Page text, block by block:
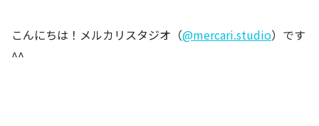
こんにちは！メルカリスタジオ（@mercari.studio）です
^^